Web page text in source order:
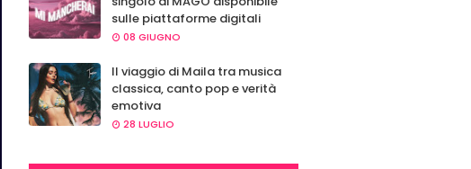
sulle piattaforme digitali
08 GIUGNO
Il viaggio di Maila tra musica
classica, canto pop e verità
emotiva
28 LUGLIO